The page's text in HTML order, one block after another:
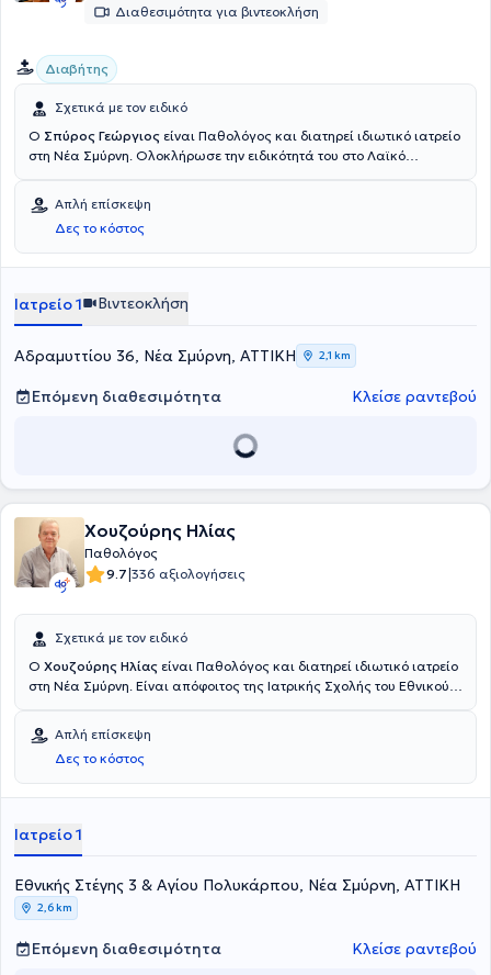
Διαθεσιμότητα για βιντεοκλήση
Διαβήτης
Σχετικά με τον ειδικό
Ο Σπύρος Γεώργιος είναι Παθολόγος και διατηρεί ιδιωτικό ιατρείο
στη Νέα Σμύρνη. Ολοκλήρωσε την ειδικότητά του στο Λαϊκό
άσκηση στο σακχαρώδη διαβήτη στο Διαβητολογικό Ιατρείο Α'
Προπαιδευτικής Κλινικής του Πανεπιστημίου Αθηνών.
Απλή επίσκεψη
Δες το κόστος
Ιατρείο 1 Βιντεοκλήση
Αδραμυττίου 36, Νέα Σμύρνη, ΑΤΤΙΚΗ 2,1 km
Επόμενη διαθεσιμότητα Κλείσε ραντεβού
Χουζούρης Ηλίας
Παθολόγος
9.7|336 αξιολογήσεις
Σχετικά με τον ειδικό
Ο Χουζούρης Ηλίας είναι Παθολόγος και διατηρεί ιδιωτικό ιατρείο
στη Νέα Σμύρνη. Είναι απόφοιτος της Ιατρικής Σχολής του Εθνικού
πιστοποίηση ΕΚΑΕ - ΟΑΚΑ για Προαγωνιστικό έλεγχο αθλητών.
Απέκτησε την ειδικότητα της Παθολογίας στο 401 Γενικό
Στρατιωτικό Νοσοκομείο Αθηνών και στο Γενικό Κρατικό
Νοσοκομείο Αθηνών. Έχει διατελέσει οικογενειακός γιατρός του ΙΚΑ
Αθηνών.
Απλή επίσκεψη
Δες το κόστος
Ιατρείο 1
Εθνικής Στέγης 3 & Αγίου Πολυκάρπου, Νέα Σμύρνη, ΑΤΤΙΚΗ
2,6 km
Επόμενη διαθεσιμότητα Κλείσε ραντεβού